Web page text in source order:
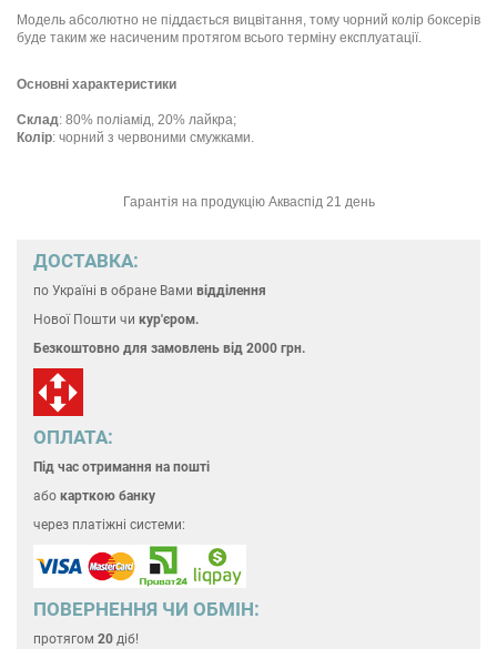
Модель абсолютно не піддається вицвітання, тому чорний колір боксерів
буде таким же насиченим протягом всього терміну експлуатації.
Основні характеристики
Склад: 80% поліамід, 20% лайкра;
Колір: чорний з червоними смужками.
Гарантія на продукцію Акваспід 21 день
ДОСТАВКА:
по Україні в обране Вами відділення
Нової Пошти чи кур'єром.
Безкоштовно для замовлень від 2000 грн.
ОПЛАТА:
Під час отримання на пошті
або карткою банку
через платіжні системи:
ПОВЕРНЕННЯ ЧИ ОБМІН:
протягом 20 діб!